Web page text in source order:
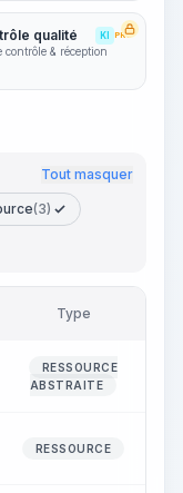
qualité KI PRO
contrôle & réception
Tout masquer
(3)
Type
RESSOURCE
ABSTRAITE
RESSOURCE